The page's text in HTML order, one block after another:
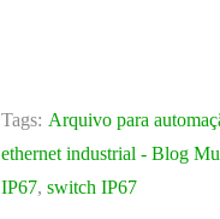
Tags: Arquivo para
ethernet industrial - Blog
IP67, switch IP67